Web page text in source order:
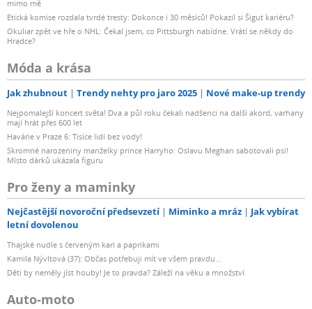
mimo mě
Etická komise rozdala tvrdé tresty: Dokonce i 30 měsíců! Pokazil si Šigut kariéru?
Okuliar zpět ve hře o NHL: Čekal jsem, co Pittsburgh nabídne. Vrátí se někdy do
Hradce?
Móda a krása
Jak zhubnout Trendy nehty pro jaro 2025 Nové make-up trendy
Nejpomalejší koncert světa! Dva a půl roku čekali nadšenci na další akord, varhany
mají hrát přes 600 let
Havárie v Praze 6: Tisíce lidí bez vody!
Skromné narozeniny manželky prince Harryho: Oslavu Meghan sabotovali psi!
Místo dárků ukázala figuru
Pro ženy a maminky
Nejčastější novoroční předsevzetí Miminko a mráz
Jak vybírat
letní dovolenou
Thajské nudle s červeným kari a paprikami
Kamila Nývltová (37): Občas potřebuji mít ve všem pravdu...
Děti by neměly jíst houby! Je to pravda? Záleží na věku a množství
Auto-moto